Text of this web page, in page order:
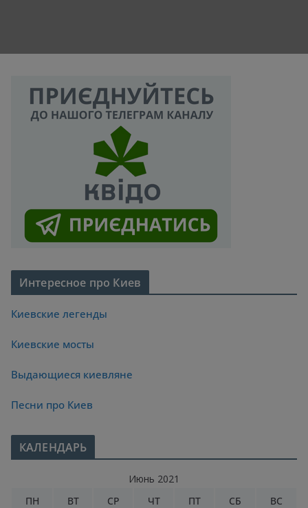
Интересное про Киев
Киевские легенды
Киевские мосты
Выдающиеся киевляне
Песни про Киев
КАЛЕНДАРЬ
Июнь 2021
ПН
ВТ СР ЧТ ПТ СБ ВС